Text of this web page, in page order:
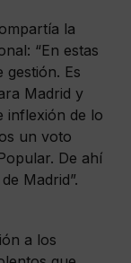
la
“En estas
gestión. Es
Madrid y
inflexión de lo
un voto
De ahí
Madrid”.
a los